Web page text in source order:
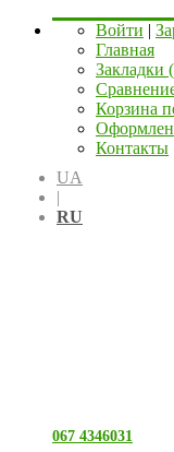
Войти |
Главная
Закладки
Корзина
Контакты
UA
|
RU
067 4346031